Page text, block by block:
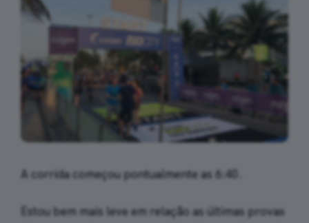
A corrida começou pontualmente as 6:40.
Estou bem mais leve em relação as últimas provas